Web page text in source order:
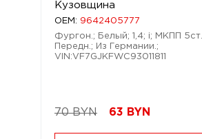
Кузовщина
OEM: 9642405777
Фургон.; Белый; 1,4; i; МКПП
Передн.; Из Германии.;
VIN:VF7GJKFWC93011811
70 BYN 63 BYN